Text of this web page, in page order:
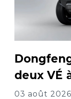
deux VÉ
03 août 2026